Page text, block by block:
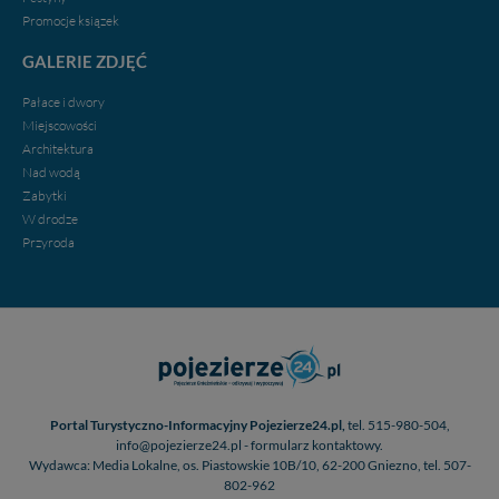
Promocje ksiązek
GALERIE ZDJĘĆ
Pałace i dwory
Miejscowości
Architektura
Nad wodą
Zabytki
W drodze
Przyroda
Portal Turystyczno-Informacyjny Pojezierze24.pl, tel. 515-980-504,
info@pojezierze24.pl - formularz kontaktowy.
Wydawca: Media Lokalne, os. Piastowskie 10B/10, 62-200 Gniezno, tel. 507-
802-962